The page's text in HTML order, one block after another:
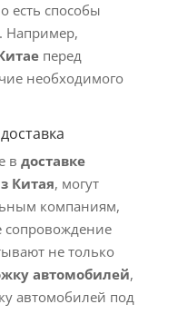
есть способы
Например,
перед
необходимого
в доставке
Китая, могут
компаниям,
сопровождение
не только
автомобилей,
автомобилей под